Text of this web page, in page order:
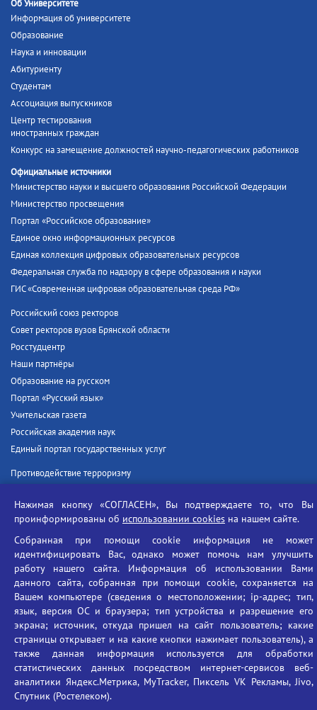
Об Университете
Информация об университете
Образование
Наука и инновации
Абитуриенту
Студентам
Ассоциация выпускников
Центр тестирования
иностранных граждан
Конкурс на замещение должностей научно-педагогических работников
Официальные источники
Министерство науки и высшего образования Российской Федерации
Министерство просвещения
Портал «Российское образование»
Единое окно информационных ресурсов
Единая коллекция цифровых образовательных ресурсов
Федеральная служба по надзору в сфере образования и науки
ГИС «Современная цифровая образовательная среда РФ»
Российский союз ректоров
Совет ректоров вузов Брянской области
Росстудцентр
Наши партнёры
Образование на русском
Портал «Русский язык»
Учительская газета
Российская академия наук
Единый портал государственных услуг
Противодействие терроризму
Социальные ролики - Генеральная прокуратура РФ
Противодействие коррупции
БГУ против наркотиков
Брянский государственный университет
имени академика И.Г. Петровского
Время работы: пн-пт 09:00-18:00
E-mail: bryanskgu@mail.ru
Телефон: +7(4832)58-90-85
Нажимая кнопку «СОГЛАСЕН», Вы подтверждаете то, что Вы
проинформированы об использовании cookies на нашем сайте.
Собранная при помощи cookie информация не может
идентифицировать Вас, однако может помочь нам улучшить
работу нашего сайта. Информация об использовании Вами
данного сайта, собранная при помощи cookie, сохраняется на
Вашем компьютере (сведения о местоположении; ip-адрес; тип,
язык, версия ОС и браузера; тип устройства и разрешение его
экрана; источник, откуда пришел на сайт пользователь; какие
страницы открывает и на какие кнопки нажимает пользователь), а
также данная информация используется для обработки
статистических данных посредством интернет-сервисов веб-
аналитики Яндекс.Метрика, MyTracker, Пиксель VK Рекламы, Jivo,
Спутник (Ростелеком).